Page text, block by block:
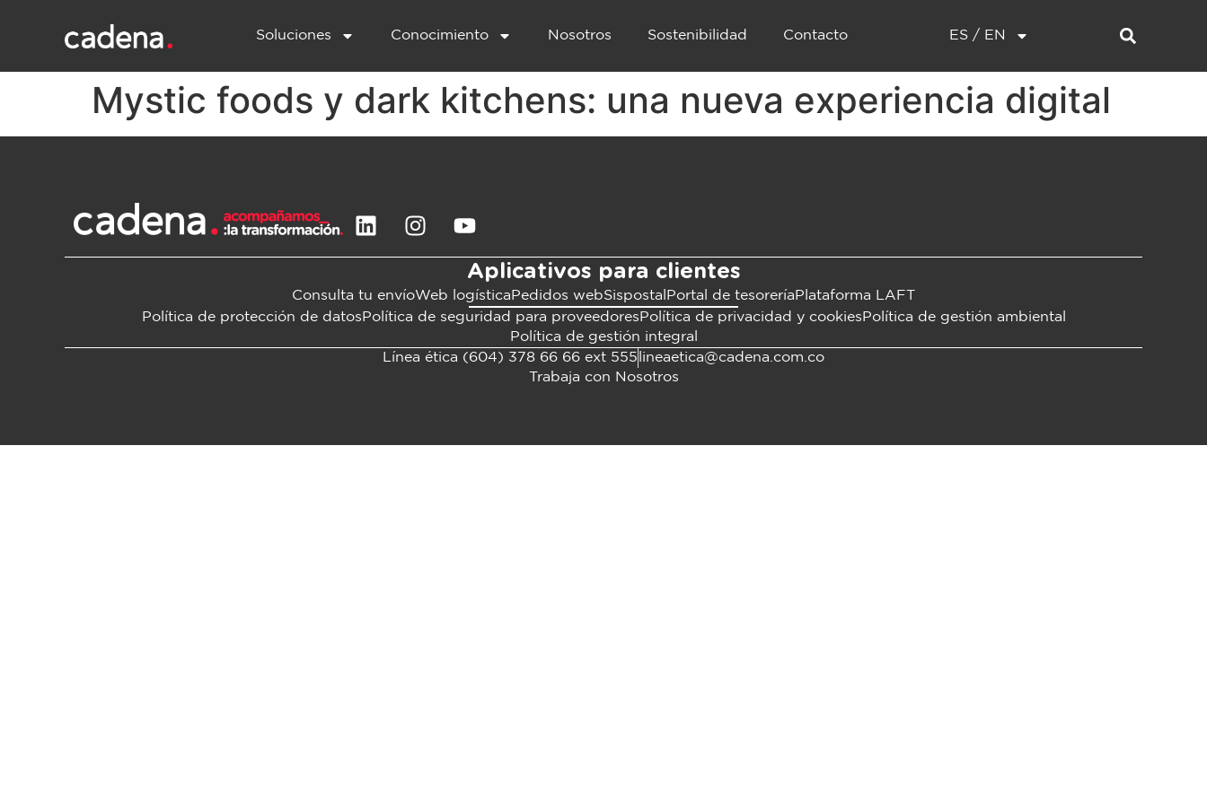
Soluciones Conocimiento Nosotros Sostenibilidad Contacto ES / EN
Mystic foods y dark kitchens: una nueva experiencia digital
Aplicativos para clientes
Consulta tu envíoWeb logística Pedidos webSispostal Portal de tesorería Plataforma LAFT
Política de protección de datos Política de seguridad para proveedores Política de privacidad y cookies Política de gestión ambiental
Política de gestión integral
Línea ética (604) 378 66 66 ext 555 lineaetica@cadena.com.co
Trabaja con Nosotros